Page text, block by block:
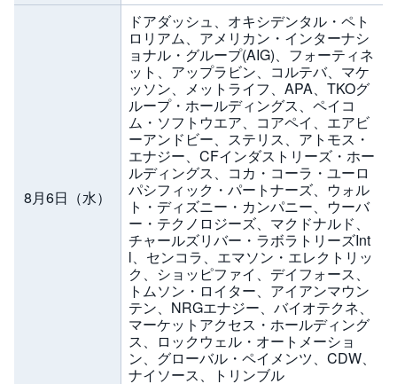
8月6日（水）
ドアダッシュ、オキシデンタル・ペト
ロリアム、アメリカン・インターナシ
ョナル・グループ(AIG)、フォーティネ
ット、アップラビン、コルテバ、マケ
ッソン、メットライフ、APA、TKOグ
ループ・ホールディングス、ペイコ
ム・ソフトウエア、コアペイ、エアビ
ーアンドビー、ステリス、アトモス・
エナジー、CFインダストリーズ・ホー
ルディングス、コカ・コーラ・ユーロ
パシフィック・パートナーズ、ウォル
ト・ディズニー・カンパニー、ウーバ
ー・テクノロジーズ、マクドナルド、
チャールズリバー・ラボラトリーズInt
l、センコラ、エマソン・エレクトリッ
ク、ショッピファイ、デイフォース、
トムソン・ロイター、アイアンマウン
テン、NRGエナジー、バイオテクネ、
マーケットアクセス・ホールディング
ス、ロックウェル・オートメーショ
ン、グローバル・ペイメンツ、CDW、
ナイソース、トリンブル